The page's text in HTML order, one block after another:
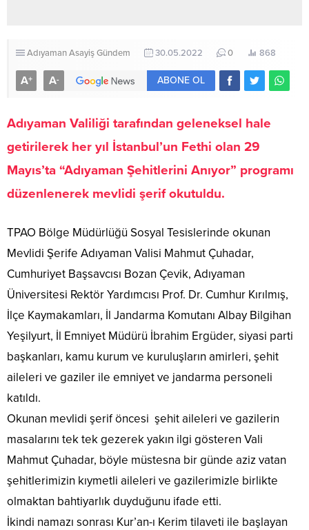
AdıyamanAsayişGündem 30.05.2022 0 868
A+ A- ABONE OL
Adıyaman Valiliği tarafından geleneksel hale
getirilerek her yıl İstanbul’un Fethi olan 29
Mayıs’ta “Adıyaman Şehitlerini Anıyor” programı
düzenlenerek mevlidi şerif okutuldu.
TPAO Bölge Müdürlüğü Sosyal Tesislerinde okunan
Mevlidi Şerife Adıyaman Valisi Mahmut Çuhadar,
Cumhuriyet Başsavcısı Bozan Çevik, Adıyaman
Üniversitesi Rektör Yardımcısı Prof. Dr. Cumhur Kırılmış,
İlçe Kaymakamları, İl Jandarma Komutanı Albay Bilgihan
Yeşilyurt, İl Emniyet Müdürü İbrahim Ergüder, siyasi parti
başkanları, kamu kurum ve kuruluşların amirleri, şehit
aileleri ve gaziler ile emniyet ve jandarma personeli
katıldı.
Okunan mevlidi şerif öncesi şehit aileleri ve gazilerin
masalarını tek tek gezerek yakın ilgi gösteren Vali
Mahmut Çuhadar, böyle müstesna bir günde aziz vatan
şehitlerimizin kıymetli aileleri ve gazilerimizle birlikte
olmaktan bahtiyarlık duyduğunu ifade etti.
İkindi namazı sonrası Kur’an-ı Kerim tilaveti ile başlayan